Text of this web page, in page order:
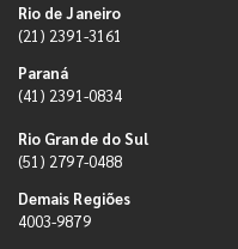
Rio de Janeiro
(21) 2391-3161
Paraná
(41) 2391-0834
Rio Grande do Sul
(51) 2797-0488
Demais Regiões
4003-9879